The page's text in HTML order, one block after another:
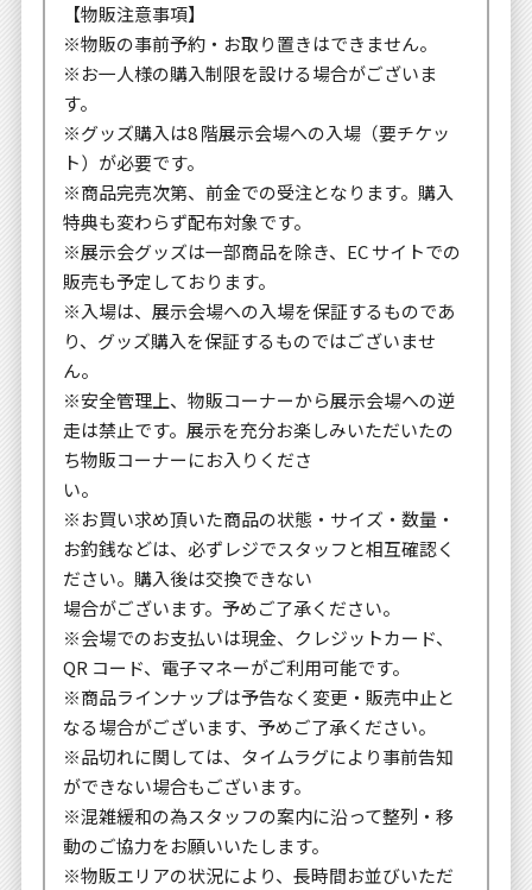
【物販注意事項】
※物販の事前予約・お取り置きはできません。
※お一人様の購入制限を設ける場合がございま
す。
※グッズ購入は8 階展示会場への入場（要チケッ
ト）が必要です。
※商品完売次第、前金での受注となります。購入
特典も変わらず配布対象です。
※展示会グッズは一部商品を除き、EC サイトでの
販売も予定しております。
※入場は、展示会場への入場を保証するものであ
り、グッズ購入を保証するものではございませ
ん。
※安全管理上、物販コーナーから展示会場への逆
走は禁止です。展示を充分お楽しみいただいたの
ち物販コーナーにお入りくださ
い。
※お買い求め頂いた商品の状態・サイズ・数量・
お釣銭などは、必ずレジでスタッフと相互確認く
ださい。購入後は交換できない
場合がございます。予めご了承ください。
※会場でのお支払いは現金、クレジットカード、
QR コード、電子マネーがご利用可能です。
※商品ラインナップは予告なく変更・販売中止と
なる場合がございます、予めご了承ください。
※品切れに関しては、タイムラグにより事前告知
ができない場合もございます。
※混雑緩和の為スタッフの案内に沿って整列・移
動のご協力をお願いいたします。
※物販エリアの状況により、長時間お並びいただ